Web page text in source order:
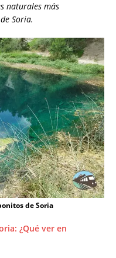
naturales más
Soria.
de Soria
¿Qué ver en